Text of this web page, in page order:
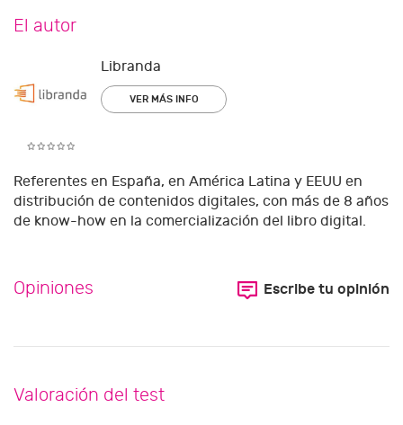
El autor
Libranda
VER MÁS INFO
Referentes en España, en América Latina y EEUU en
distribución de contenidos digitales, con más de 8 años
de know-how en la comercialización del libro digital.
Opiniones Escribe tu opinión
Valoración del test